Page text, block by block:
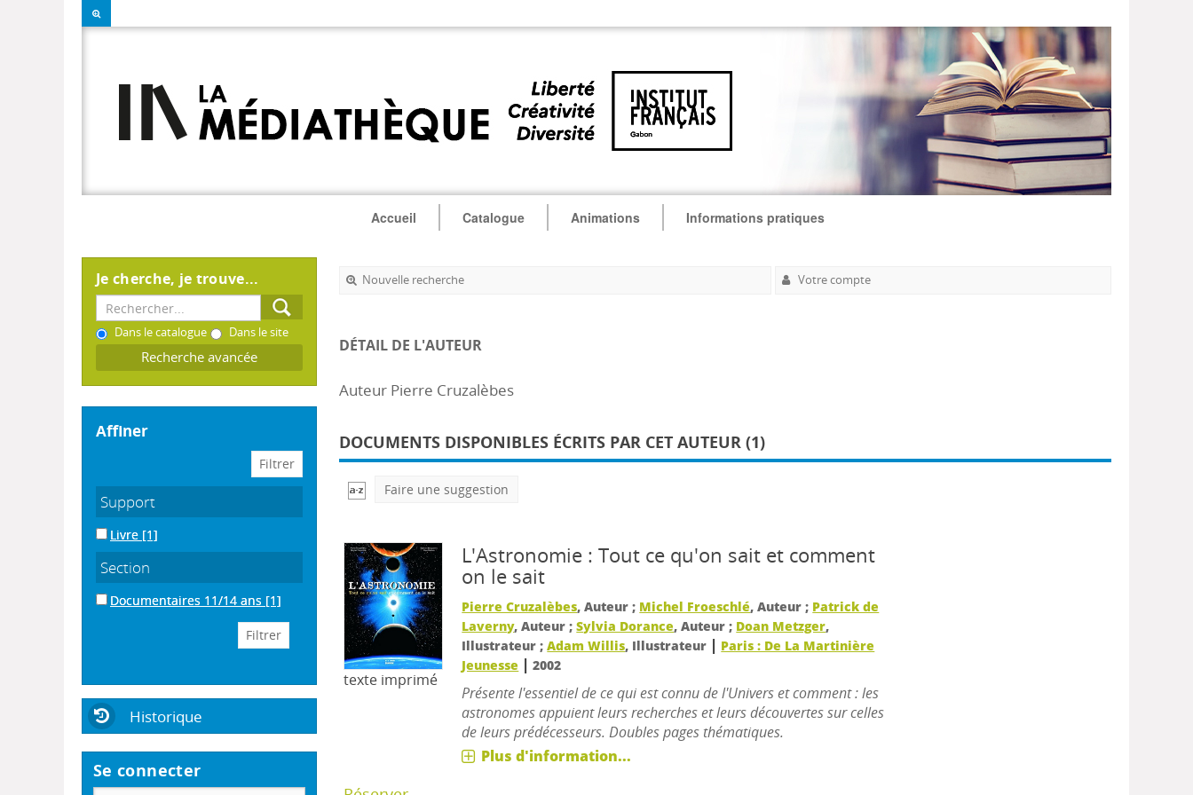
Accueil Catalogue Animations Informations pratiques
Je cherche, je trouve...
Dans le catalogue Dans le site
Recherche avancée
affiner
Support
Livre [1]
Section
Documentaires 11/14 ans [1]
Historique
Se connecter
Nouvelle recherche Votre compte
DÉTAIL DE L'AUTEUR
Auteur Pierre Cruzalèbes
DOCUMENTS DISPONIBLES ÉCRITS PAR CET AUTEUR (1)
Faire une suggestion
texte imprimé
L'Astronomie : Tout ce qu'on sait et comment
on le sait
Pierre Cruzalèbes, Auteur ; Michel Froeschlé, Auteur ; Patrick de
Laverny, Auteur ;Sylvia Dorance, Auteur ; Doan Metzger,
Illustrateur ;Adam Willis, Illustrateur | Paris : De La Martinière
Jeunesse |2002
Présente l'essentiel de ce qui est connu de l'Univers et comment : les
astronomes appuient leurs recherches et leurs découvertes sur celles
de leurs prédécesseurs. Doubles pages thématiques.
Plus d'information...